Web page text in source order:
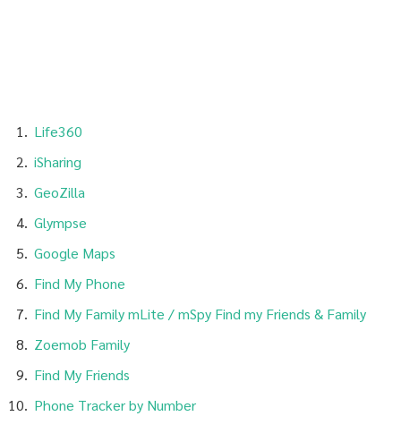
Life360
iSharing
GeoZilla
Glympse
Google Maps
Find My Phone
Find My Family mLite / mSpy Find my Friends & Family
Zoemob Family
Find My Friends
Phone Tracker by Number